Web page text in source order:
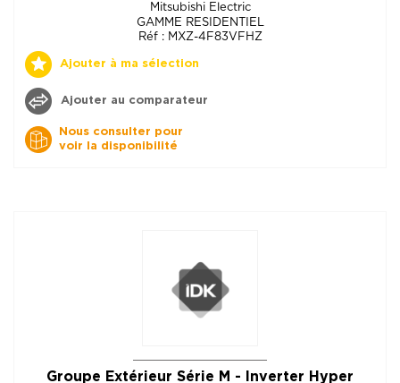
Mitsubishi Electric
GAMME RESIDENTIEL
Réf : MXZ-4F83VFHZ
Ajouter à ma sélection
Ajouter au comparateur
Nous consulter pour
voir la disponibilité
Groupe Extérieur Série M - Inverter Hyper